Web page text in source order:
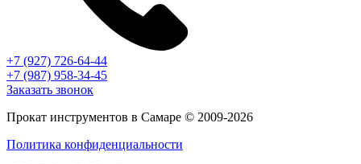
+7 (927) 726-64-44
+7 (987) 958-34-45
Заказать звонок
Прокат инструментов в Самаре © 2009-2026
Политика конфиденциальности